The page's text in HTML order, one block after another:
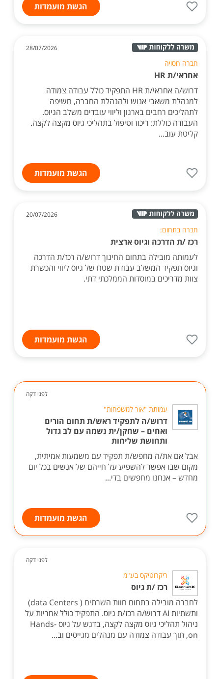
הגשת מועמדות
28/07/2026
חברה חסויה
אחראי/ת HR
דרוש/ה אחראי/ת HR התפקיד כולל עבודה צמודה
למנהלת משאבי אנוש ולהנהלת החברה, חשיפה
לתהליכים רחבים בארגון וליווי עובדים משלב הגיוס.
העבודה כוללת: ריכוז וטיפול בתהליכי גיוס מקצה לקצה.
קליטת עוב...
הגשת מועמדות
20/07/2026
חברה בתחום:
רכז /ת הדרכה וגיוס ארצית
לעמותה מובילה בתחום החינוך דרוש/ה רכז/ת הדרכה
וגיוס תפקיד המשלב עבודת שטח של גיוס ליווי והכשרת
צוות מדריכים במוסדות הממלכתי דתי.
הגשת מועמדות
לפני דקה
עמותת "אור למשפחות"
דרוש/ה לתפקיד ראש/ת תחום הורים
ואחים – שחקן/ית נשמה עם לב גדול
ותחושת שליחות
אבל אם את/ה מחפש/ת תפקיד עם משמעות אמיתית,
מקום שבו אפשר להשפיע על חייהם של אנשים בכל יום
מחדש – אנחנו מחפשים בדי...
הגשת מועמדות
לפני דקה
ריקרוטיקס בע"מ
רכז /ת גיוס
לחברה מובילה בתחום חוות השרתים ( data Centers)
ותשתיות AI דרוש/ה רכז/ת גיוס. התפקיד כולל אחריות על
ניהול תהליכי גיוס מקצה לקצה, בדגש על גיוס Hands-
on, תוך עבודה צמודה עם מנהלים מגייסים וב...